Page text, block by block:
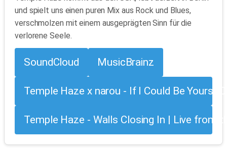
und spielt uns einen puren Mix aus Rock und Blues,
verschmolzen mit einem ausgeprägten Sinn für die
verlorene Seele.
SoundCloud MusicBrainz
Temple Haze x narou - If I Could Be Yours
Temple Haze - Walls Closing In | Live from